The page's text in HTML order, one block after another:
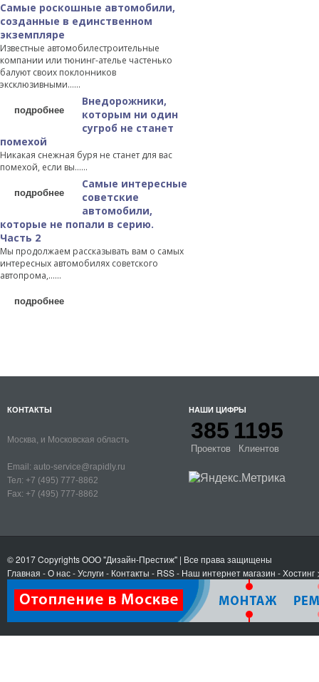
Самые роскошные автомобили,
созданные в единственном
экземпляре
Известные автомобилестроительные
компании или тюнинг-ателье частенько
балуют своих поклонников
эксклюзивными…...
подробнее
Внедорожники,
которым ни один
сугроб не станет
помехой
Никакая снежная буря не станет для вас
помехой, если вы…...
подробнее
Самые интересные
советские
автомобили,
которые не попали в серию.
Часть 2
Мы продолжаем рассказывать вам о самых
интересных автомобилях советского
автопрома,…...
подробнее
КОНТАКТЫ
Москва, и Московская область
Email: auto-service@rapidly.ru
Тел: +7 (495) 777-8862
Fax: +7 (495) 777-8862
НАШИ ЦИФРЫ
385
Проектов
1195
Клиентов
© 2017 CopyrightsООО "Дизайн-Престиж" | Все права защищены
Главная -О нас-Услуги - Контакты - RSS- Наш интернет магазин -Хостинг